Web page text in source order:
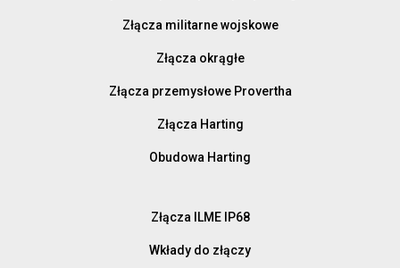
Złącza militarne wojskowe
Złącza okrągłe
Złącza przemysłowe Provertha
Złącza Harting
Obudowa Harting
Złącza ILME IP68
Wkłady do złączy